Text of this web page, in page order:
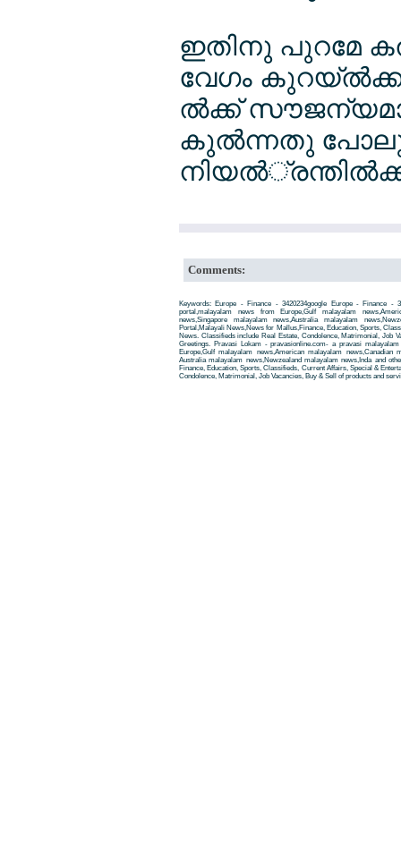
ഇതിനു പുറമേ
വേഗം
ല്‍ക്ക്
കുല്‍ന്നതു
Comments:
Keywords: Europe - Finance - 3420234google Europe - Finance -
portal,malayalam news from Europe,Gulf malayalam
news,Singapore malayalam news,Australia malayalam
Portal,Malayali News,News for Mallus,Finance, Education, Sports,
News. Classifieds include Real Estate, Condolence, Matrimonial, Job
Greetings. Pravasi Lokam - pravasionline.com- a pravasi
Europe,Gulf malayalam news,American malayalam news,Canadian
Australia malayalam news,Newzealand malayalam news,Inda and
Finance, Education, Sports, Classifieds, Current Affairs, Special &
Condolence, Matrimonial, Job Vacancies, Buy & Sell of products and